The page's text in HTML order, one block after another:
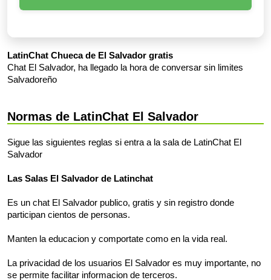
LatinChat Chueca de El Salvador gratis
Chat El Salvador, ha llegado la hora de conversar sin limites
Salvadoreño
Normas de LatinChat El Salvador
Sigue las siguientes reglas si entra a la sala de LatinChat El
Salvador
Las Salas El Salvador de Latinchat
Es un chat El Salvador publico, gratis y sin registro donde
participan cientos de personas.
Manten la educacion y comportate como en la vida real.
La privacidad de los usuarios El Salvador es muy importante, no
se permite facilitar informacion de terceros.